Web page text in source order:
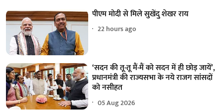
पीएम मोदी से मिले सुखेंदु शेखर राय
22 hours ago
‘सदन की तू-तू मैं-मैं को सदन में ही छोड़ जायें’,
प्रधानमंत्री की राज्यसभा के नये राजग सांसदों
को नसीहत
05 Aug 2026